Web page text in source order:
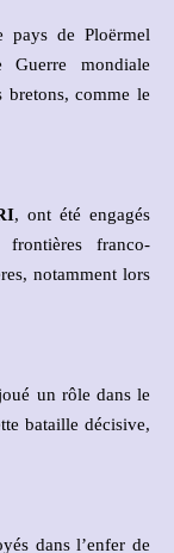
pays de Ploërmel
Guerre mondiale
bretons, comme le
, ont été engagés
franco-
notamment lors
un rôle dans le
bataille décisive,
dans l’enfer de